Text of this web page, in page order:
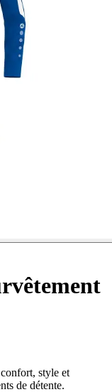
style et
de détente.